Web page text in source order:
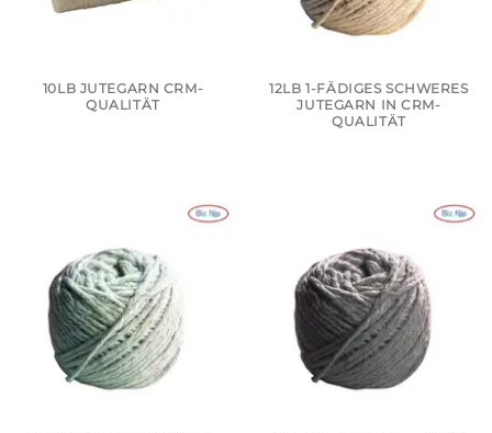
10LB JUTEGARN CRM-
QUALITÄT
12LB 1-FÄDIGES SCHWERES
JUTEGARN IN CRM-
QUALITÄT